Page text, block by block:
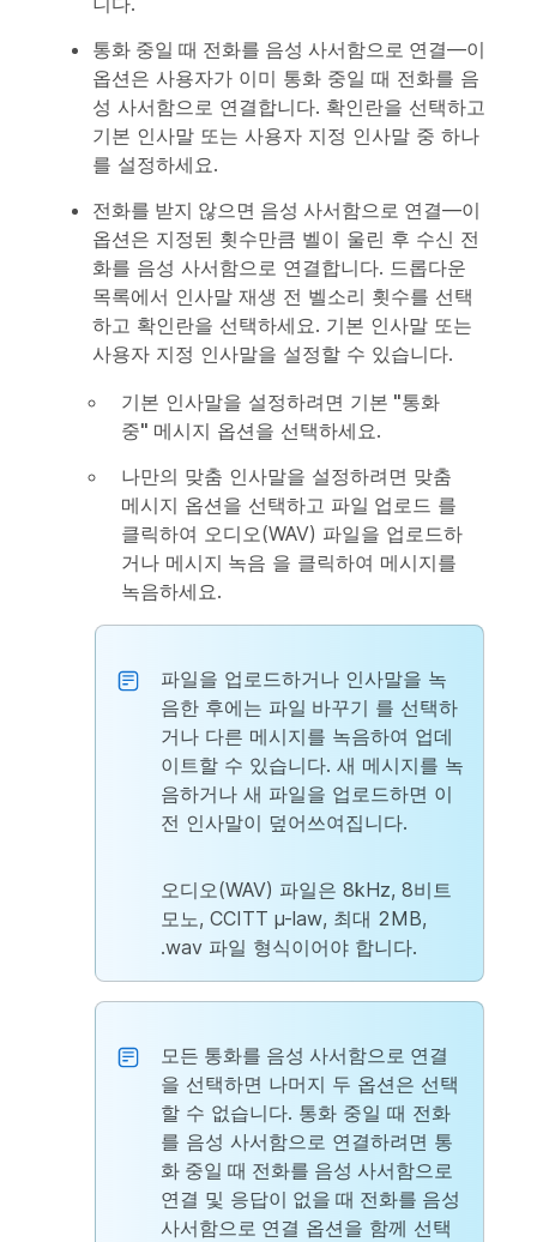
통화 중일 때 전화를 음성 사서함으로 연결—이
옵션은 사용자가 이미 통화 중일 때 전화를 음
성 사서함으로 연결합니다. 확인란을 선택하고
기본 인사말 또는 사용자 지정 인사말 중 하나
를 설정하세요.
전화를 받지 않으면 음성 사서함으로 연결—이
옵션은 지정된 횟수만큼 벨이 울린 후 수신 전
화를 음성 사서함으로 연결합니다. 드롭다운
목록에서 인사말 재생 전 벨소리 횟수를 선택
하고 확인란을 선택하세요. 기본 인사말 또는
사용자 지정 인사말을 설정할 수 있습니다.
기본 인사말을 설정하려면 기본 "통화
중" 메시지 옵션을 선택하세요.
나만의 맞춤 인사말을 설정하려면 맞춤
메시지 옵션을 선택하고 파일 업로드 를
클릭하여 오디오(WAV) 파일을 업로드하
거나 메시지 녹음 을 클릭하여 메시지를
녹음하세요.
파일을 업로드하거나 인사말을 녹
음한 후에는 파일 바꾸기 를 선택하
거나 다른 메시지를 녹음하여 업데
이트할 수 있습니다. 새 메시지를 녹
음하거나 새 파일을 업로드하면 이
전 인사말이 덮어쓰여집니다.
오디오(WAV) 파일은 8kHz, 8비트
모노, CCITT µ-law, 최대 2MB,
.wav 파일 형식이어야 합니다.
모든 통화를 음성 사서함으로 연결
을 선택하면 나머지 두 옵션은 선택
할 수 없습니다. 통화 중일 때 전화
를 음성 사서함으로 연결하려면 통
화 중일 때 전화를 음성 사서함으로
연결 및 응답이 없을 때 전화를 음성
사서함으로 연결 옵션을 함께 선택